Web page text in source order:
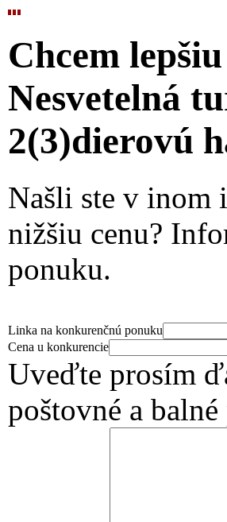
Chcem
Nesvetelná
2(3)dierovú
Našli ste v inom
nižšiu cenu?
ponuku.
Linka na konkurenčnú ponuku
Cena u konkurencie
Uveďte prosím
poštovné a